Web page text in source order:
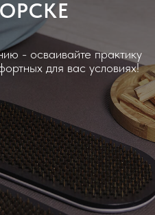
- осваивайте практику
для вас условиях!